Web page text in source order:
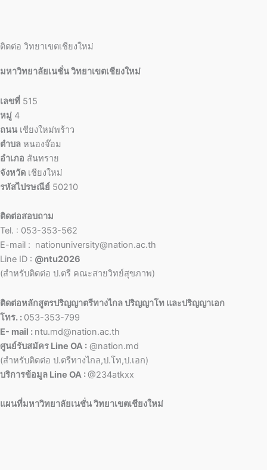
ติดต่อ วิทยาเขตเชียงใหม่
มหาวิทยาลัยเนชั่น วิทยาเขตเชียงใหม่
เลขที่ 515
หมู่ 4
ถนน เชียงใหม่พร้าว
ตำบล หนองจ๊อม
อำเภอ สันทราย
จังหวัด เชียงใหม่
รหัสไปรษณีย์ 50210
ติดต่อสอบถาม
Tel. : 053-353-562
E-mail : nationuniversity@nation.ac.th
Line ID : @ntu2026
(สำหรับติดต่อ ป.ตรี คณะสายวิทย์สุขภาพ)
ติดต่อหลักสูตรปริญญาตรีทางไกล ปริญญาโท และปริญญาเอก
โทร. : 053-353-799
E- mail : ntu.md@nation.ac.th
ศูนย์รับสมัคร Line OA : @nation.md
(สำหรับติดต่อ ป.ตรีทางไกล,ป.โท,ป.เอก)
บริการข้อมูล Line OA :@234atkxx
แผนที่มหาวิทยาลัยเนชั่น วิทยาเขตเชียงใหม่